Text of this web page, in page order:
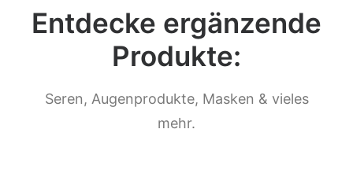
Entdecke ergänzende
Produkte:
Seren, Augenprodukte, Masken & vieles
mehr.